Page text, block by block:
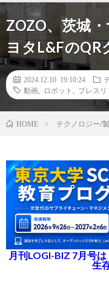
ZOZO、茨城
ヨタL&FのQR
2024.12.10 19:10:24
動画
ロボット プレス
HOME テクノロジー/
月刊LOGI-BIZ 7月号
生